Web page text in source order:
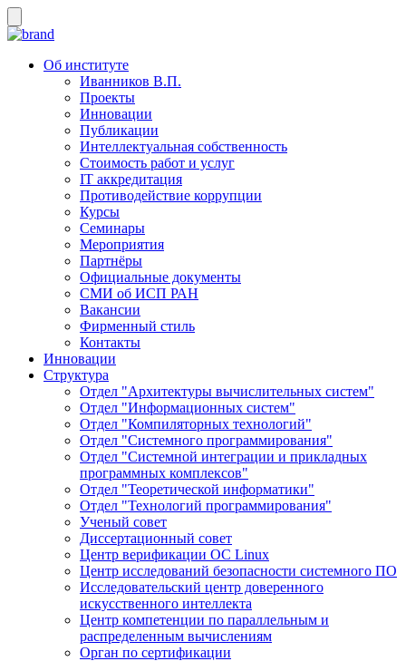
Об институте
Иванников В.П.
Проекты
Инновации
Публикации
Интеллектуальная собственность
Стоимость работ и услуг
IT аккредитация
Противодействие коррупции
Курсы
Семинары
Мероприятия
Партнёры
Официальные документы
СМИ об ИСП РАН
Вакансии
Фирменный стиль
Контакты
Инновации
Структура
Отдел "Архитектуры вычислительных систем"
Отдел "Информационных систем"
Отдел "Компиляторных технологий"
Отдел "Системного программирования"
Отдел "Системной интеграции и прикладных
программных комплексов"
Отдел "Теоретической информатики"
Отдел "Технологий программирования"
Ученый совет
Диссертационный совет
Центр верификации ОС Linux
Центр исследований безопасности системного ПО
Исследовательский центр доверенного
искусственного интеллекта
Центр компетенции по параллельным и
распределенным вычислениям
Орган по сертификации